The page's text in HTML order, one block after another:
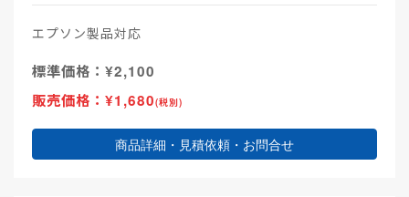
エプソン製品対応
標準価格：¥2,100
販売価格：¥1,680(税別)
商品詳細・見積依頼・お問合せ